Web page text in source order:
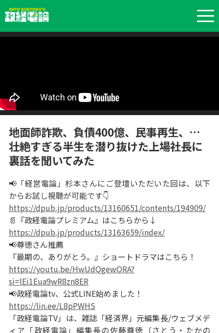
地面師詐欺、負債400億、民事再生、…
壮絶すぎる半生を潜り抜けた上場社長に
裏話を聞いてみた
📢「経営電論」杉本さんにご登壇いただいた回は、以下
からお試し視聴が可能です👇
https://dpub.jp/products/13160651/contents/194909/
📄『政経電論プレミアム』はこちらから↓
https://dpub.jp/products/13163659/index/
📢尊徳さん推薦
『最期の、ありがとう。』ショートドラマはこちら！
https://youtu.be/HwUdQgewORA?
si=lEi1Eua9wR8zn8ER
📢政経電論tv、公式LINE始めました！
https://lin.ee/L8pPWHS
「政経電論TV」は、雑誌「経済界」元編集長/ウェブメデ
ィア「政経電論」編集長の佐藤尊徳（さとう・たかの